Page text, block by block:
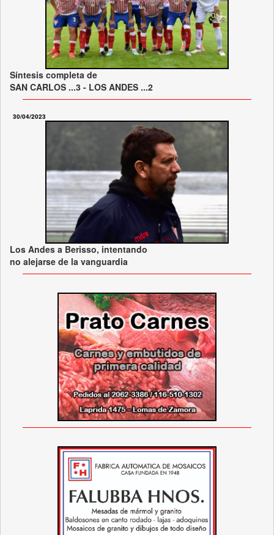
Síntesis completa de
SAN CARLOS ...3 - LOS ANDES ...2
30/04/2023
Los Andes a Berisso, intentando
no alejarse de la vanguardia